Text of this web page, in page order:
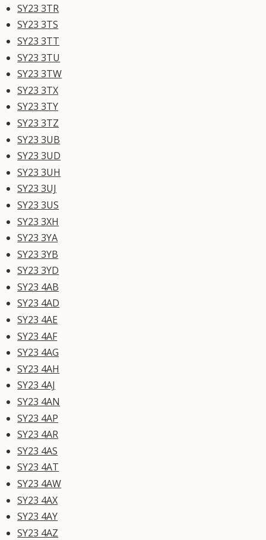
SY23 3TR
SY23 3TS
SY23 3TT
SY23 3TU
SY23 3TW
SY23 3TX
SY23 3TY
SY23 3TZ
SY23 3UB
SY23 3UD
SY23 3UH
SY23 3UJ
SY23 3US
SY23 3XH
SY23 3YA
SY23 3YB
SY23 3YD
SY23 4AB
SY23 4AD
SY23 4AE
SY23 4AF
SY23 4AG
SY23 4AH
SY23 4AJ
SY23 4AN
SY23 4AP
SY23 4AR
SY23 4AS
SY23 4AT
SY23 4AW
SY23 4AX
SY23 4AY
SY23 4AZ